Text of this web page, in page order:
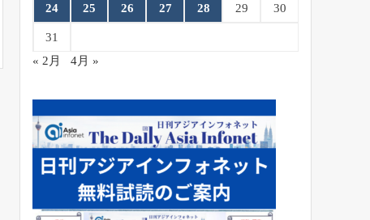
24 25 26 27 28 29 30
31
« 2月
4月 »